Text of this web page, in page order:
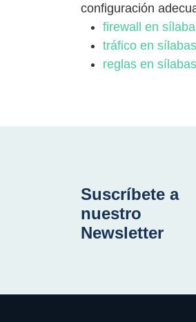
configuración
firewall en
tráfico en sílabas
reglas en sílabas
Suscríbete a
nuestro
Newsletter